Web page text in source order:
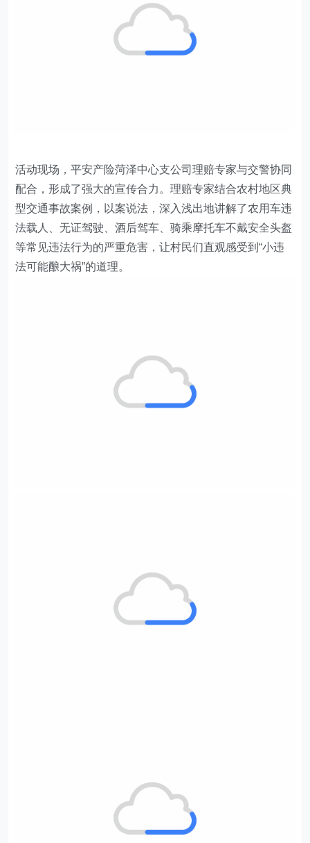
活动现场，平安产险菏泽中心支公司理赔专家与交警协同
配合，形成了强大的宣传合力。理赔专家结合农村地区典
型交通事故案例，以案说法，深入浅出地讲解了农用车违
法载人、无证驾驶、酒后驾车、骑乘摩托车不戴安全头盔
等常见违法行为的严重危害，让村民们直观感受到“小违
法可能酿大祸”的道理。